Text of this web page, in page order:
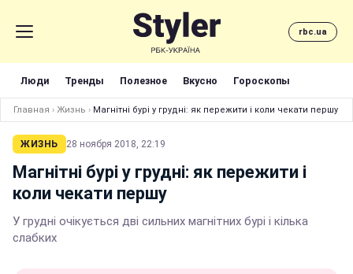
rbc.ua
Люди Тренды Полезное Вкусно Гороскопы
Главная › Жизнь › Магнітні бурі у грудні: як пережити і коли чекати першу
ЖИЗНЬ 28 ноября 2018, 22:19
Магнітні бурі у грудні: як пережити і
коли чекати першу
У грудні очікується дві сильних магнітних бурі і кілька
слабких